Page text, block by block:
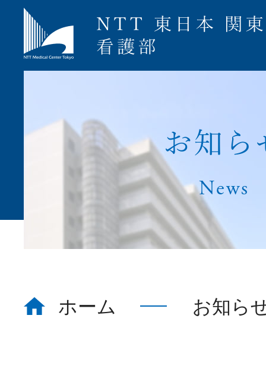
ホーム
募集要項
ナース専科就
お知 ら
News
ホーム お知ら